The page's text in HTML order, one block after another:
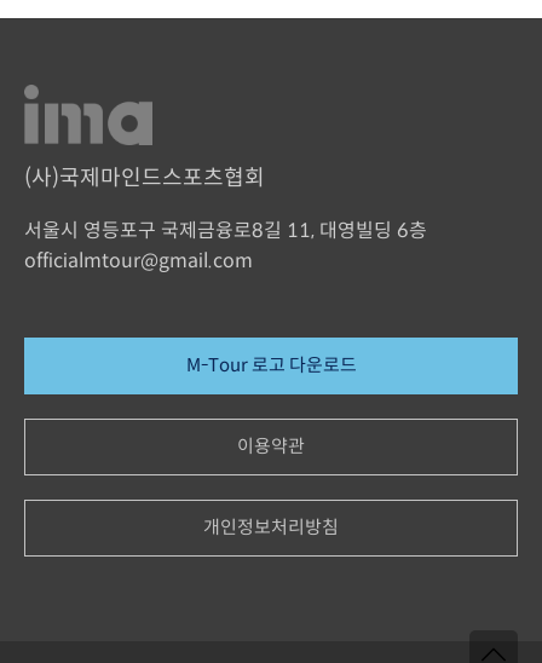
(사)국제마인드스포츠협회
서울시 영등포구 국제금융로8길 11, 대영빌딩 6층
officialmtour@gmail.com
M-Tour 로고 다운로드
이용약관
개인정보처리방침